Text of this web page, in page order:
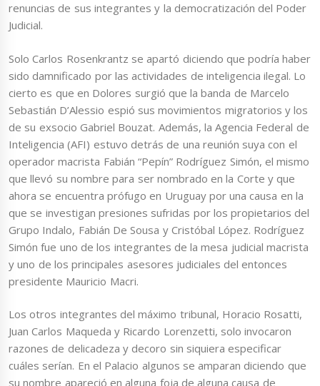
renuncias de sus integrantes y la democratización del Poder
Judicial.
Solo Carlos Rosenkrantz se apartó diciendo que podría haber
sido damnificado por las actividades de inteligencia ilegal. Lo
cierto es que en Dolores surgió que la banda de Marcelo
Sebastián D’Alessio espió sus movimientos migratorios y los
de su exsocio Gabriel Bouzat. Además, la Agencia Federal de
Inteligencia (AFI) estuvo detrás de una reunión suya con el
operador macrista Fabián “Pepín” Rodríguez Simón, el mismo
que llevó su nombre para ser nombrado en la Corte y que
ahora se encuentra prófugo en Uruguay por una causa en la
que se investigan presiones sufridas por los propietarios del
Grupo Indalo, Fabián De Sousa y Cristóbal López. Rodríguez
Simón fue uno de los integrantes de la mesa judicial macrista
y uno de los principales asesores judiciales del entonces
presidente Mauricio Macri.
Los otros integrantes del máximo tribunal, Horacio Rosatti,
Juan Carlos Maqueda y Ricardo Lorenzetti, solo invocaron
razones de delicadeza y decoro sin siquiera especificar
cuáles serían. En el Palacio algunos se amparan diciendo que
su nombre apareció en alguna foja de alguna causa de